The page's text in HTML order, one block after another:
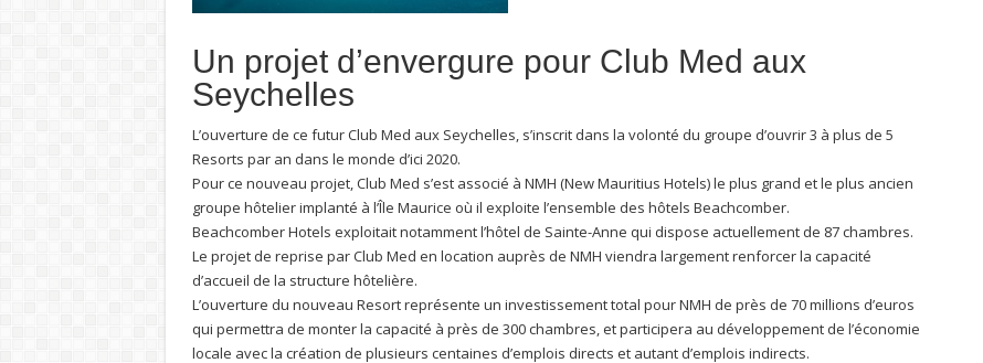
Un projet d’envergure pour Club Med aux
Seychelles
L’ouverture de ce futur Club Med aux Seychelles, s’inscrit dans la volonté du groupe d’ouvrir 3 à plus de 5
Resorts par an dans le monde d’ici 2020.
Pour ce nouveau projet, Club Med s’est associé à NMH (New Mauritius Hotels) le plus grand et le plus ancien
groupe hôtelier implanté à l’Île Maurice où il exploite l’ensemble des hôtels Beachcomber.
Beachcomber Hotels exploitait notamment l’hôtel de Sainte-Anne qui dispose actuellement de 87 chambres.
Le projet de reprise par Club Med en location auprès de NMH viendra largement renforcer la capacité
d’accueil de la structure hôtelière.
L’ouverture du nouveau Resort représente un investissement total pour NMH de près de 70 millions d’euros
qui permettra de monter la capacité à près de 300 chambres, et participera au développement de l’économie
locale avec la création de plusieurs centaines d’emplois directs et autant d’emplois indirects.